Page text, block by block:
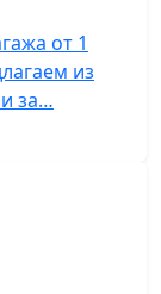
от 1
из
за…